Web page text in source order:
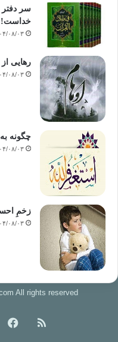
سر دفتر
خداست‌!
۰۴/۰۸/۰۳
رهایی از
۰۴/۰۸/۰۳
چگونه
۰۴/۰۸/۰۳
زخمِ
۰۴/۰۸/۰۳
All rights reserved
خوراک